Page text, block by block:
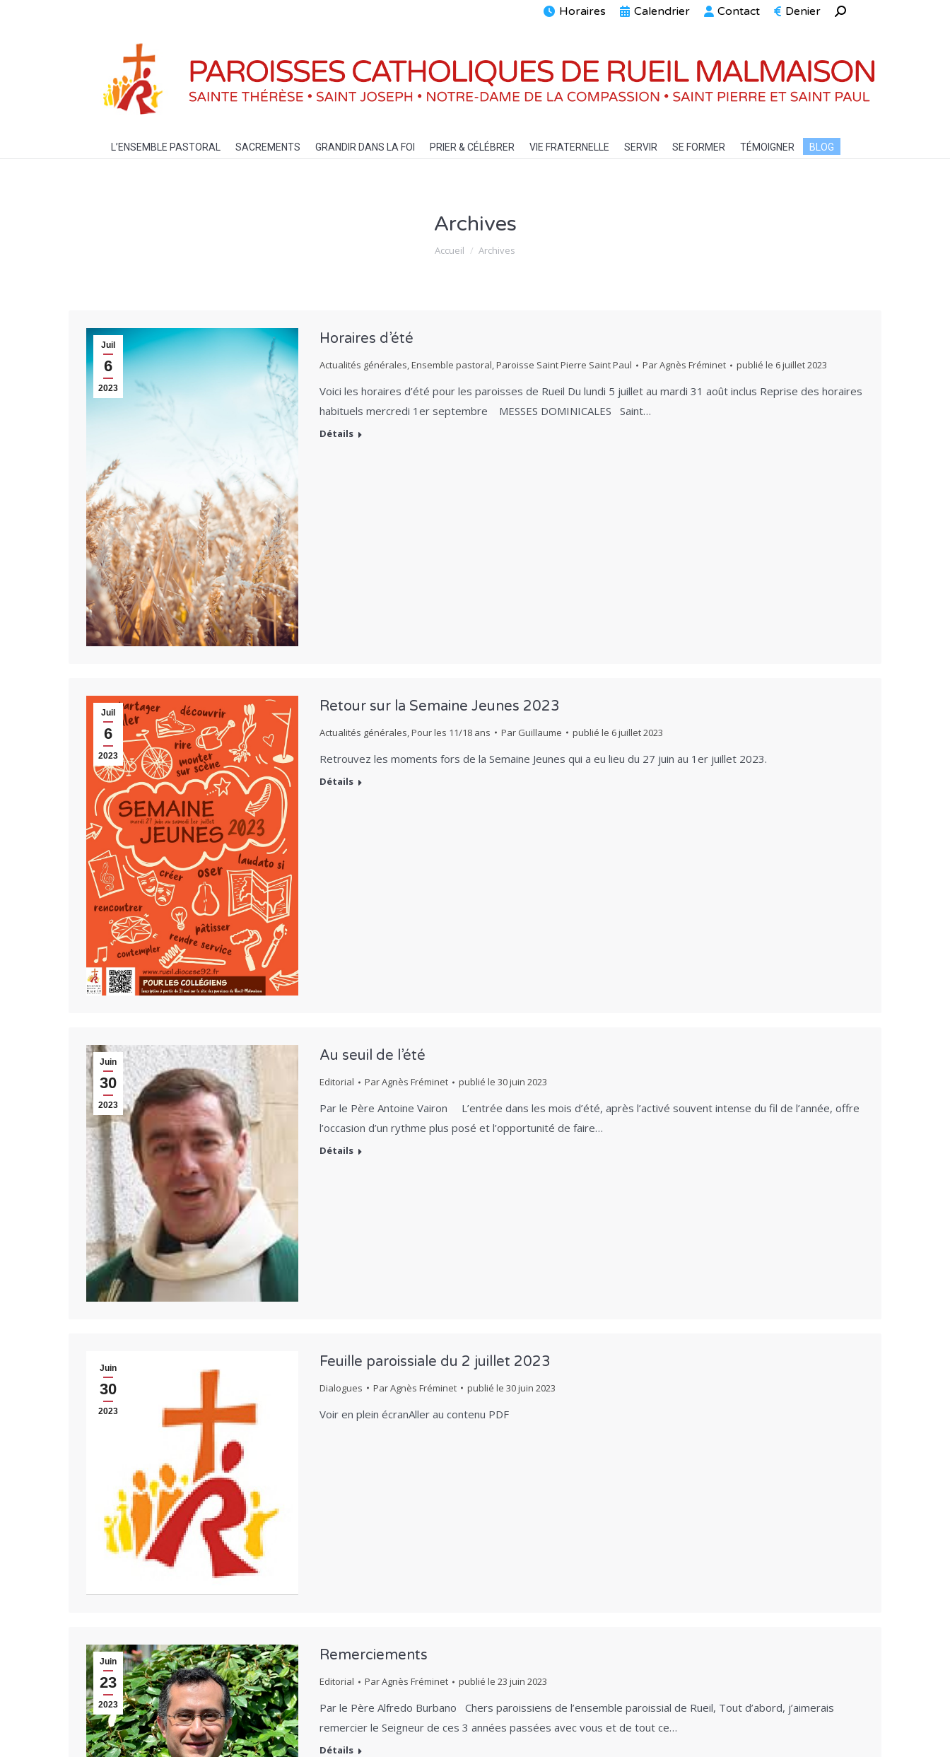
Horaires Calendrier Contact Denier
Recherche
L’ENSEMBLE PASTORAL SACREMENTS GRANDIR DANS LA FOI PRIER & CÉLÉBRER VIE FRATERNELLE SERVIR SE FORMER TÉMOIGNER BLOG
Archives
Vous êtes ici :
Accueil Archives
Juil
6
2023
Horaires d’été
Actualités générales,Ensemble pastoral,Paroisse Saint Pierre Saint Paul ParAgnès Fréminet publié le 6 juillet 2023
Voici les horaires d’été pour les paroisses de Rueil Du lundi 5 juillet au mardi 31 août inclus Reprise des horaires
habituels mercredi 1er septembre MESSES DOMINICALES Saint…
Détails
Juil
6
2023
Retour sur la Semaine Jeunes 2023
Actualités générales,Pour les 11/18 ans Par Guillaume publié le 6 juillet 2023
Retrouvez les moments fors de la Semaine Jeunes qui a eu lieu du 27 juin au 1er juillet 2023.
Détails
Juin
30
2023
Au seuil de l’été
Editorial ParAgnès Fréminet publié le 30 juin 2023
Par le Père Antoine Vairon L’entrée dans les mois d’été, après l’activé souvent intense du fil de l’année, offre
l’occasion d’un rythme plus posé et l’opportunité de faire…
Détails
Juin
30
2023
Feuille paroissiale du 2 juillet 2023
Dialogues ParAgnès Fréminet publié le 30 juin 2023
Voir en plein écranAller au contenu PDF
Juin
23
2023
Remerciements
Editorial ParAgnès Fréminet publié le 23 juin 2023
Par le Père Alfredo Burbano Chers paroissiens de l’ensemble paroissial de Rueil, Tout d’abord, j’aimerais
remercier le Seigneur de ces 3 années passées avec vous et de tout ce…
Détails
PRIER & CÉLÉBRER VIE FRATERNELLE SE FORMER TÉMOIGNER